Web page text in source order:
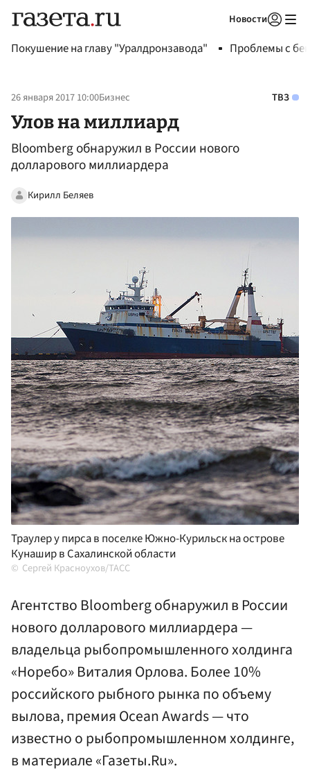
Новости
Покушение на главу "Уралдронзавода" Проблемы с
26 января 2017 10:00Бизнес ТВЗ
Улов на миллиард
Bloomberg обнаружил в России нового
долларового миллиардера
Кирилл Беляев
Траулер у пирса в поселке Южно-Курильск на острове
Кунашир в Сахалинской области
Сергей Красноухов/ТАСС
Агентство Bloomberg обнаружил в России
нового долларового миллиардера —
владельца рыбопромышленного холдинга
«Норебо» Виталия Орлова. Более 10%
российского рыбного рынка по объему
вылова, премия Ocean Awards — что
известно о рыбопромышленном холдинге,
в материале «Газеты.Ru».